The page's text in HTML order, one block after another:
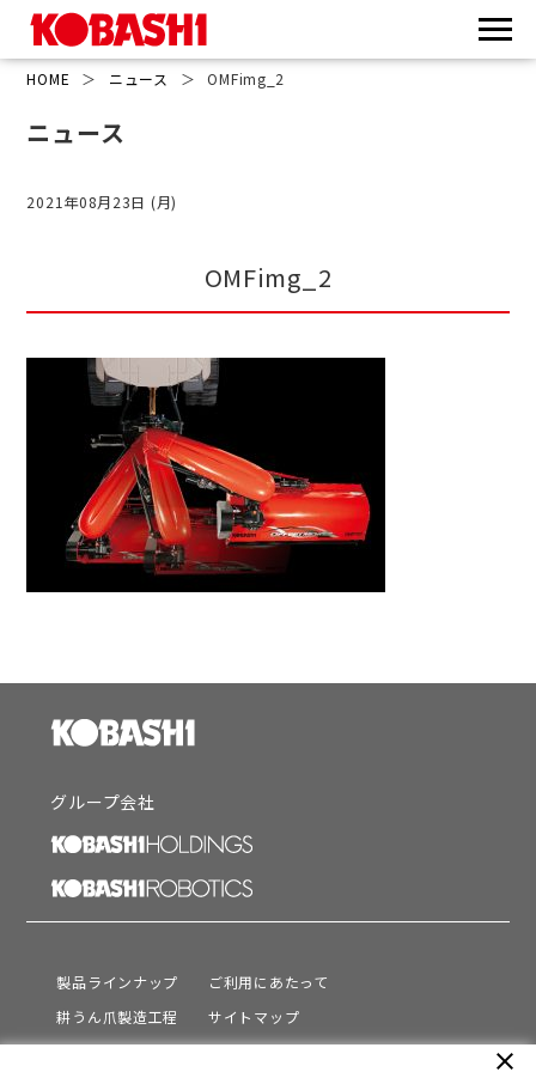
HOME ＞ ニュース ＞ OMFimg_2
ニュース
2021年08月23日 (月)
OMFimg_2
グループ会社
製品ラインナップ
耕うん爪製造工程
サポート
ご利用にあたって
サイトマップ
プライバシーポリシー
close